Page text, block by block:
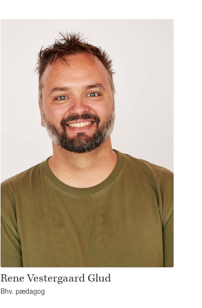
Rene Vestergaard Glud
Bhv. pædagog